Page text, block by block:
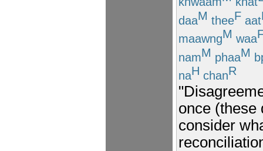
daaM theeF aat
maawngM waa
namM phaaM
naH chanR
once (these
consider